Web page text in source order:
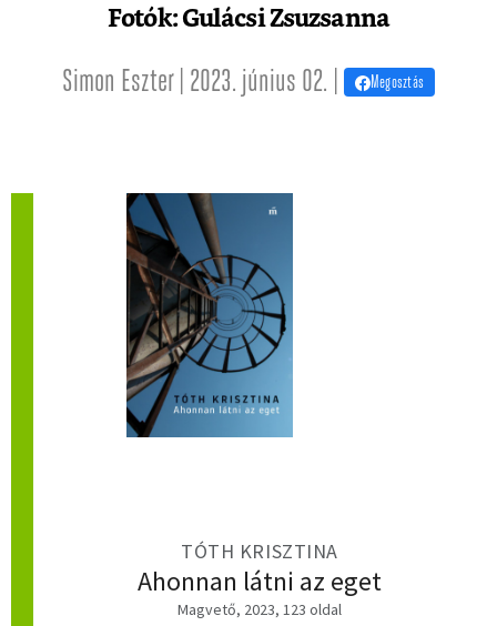
Fotók: Gulácsi Zsuzsanna
Simon Eszter | 2023. június 02. | Megosztás
TÓTH KRISZTINA
Ahonnan látni az eget
Magvető, 2023, 123 oldal